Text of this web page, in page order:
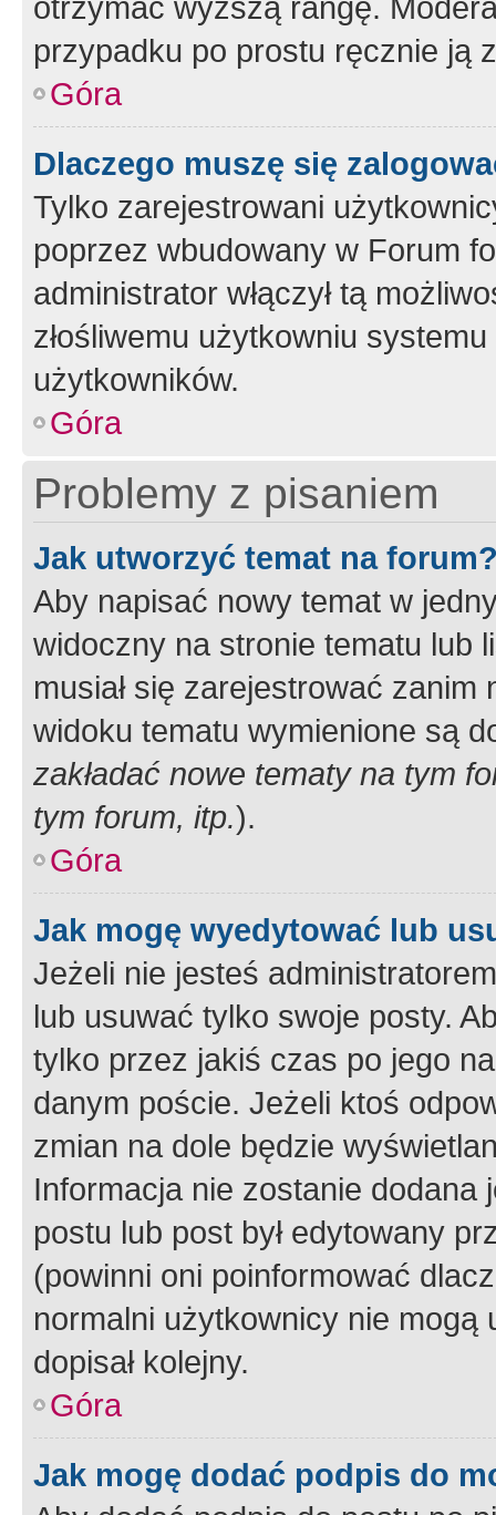
przypadku po prostu ręcznie ją
Góra
Dlaczego muszę się
Tylko zarejestrowani
poprzez wbudowany w Forum
administrator włączył tą
złośliwemu użytkowniu
użytkowników.
Góra
Problemy z pisaniem
Jak utworzyć temat na
Aby napisać nowy temat w
widoczny na stronie tematu lub
musiał się zarejestrować
widoku tematu wymienione są
zakładać nowe tematy na tym
tym forum, itp.).
Góra
Jak mogę wyedytować lub
Jeżeli nie jesteś
lub usuwać tylko swoje posty.
tylko przez jakiś czas po jego
danym poście. Jeżeli ktoś
zmian na dole będzie
Informacja nie zostanie dodana
postu lub post był edytowany
(powinni oni poinformować
normalni użytkownicy nie
dopisał kolejny.
Góra
Jak mogę dodać podpis do